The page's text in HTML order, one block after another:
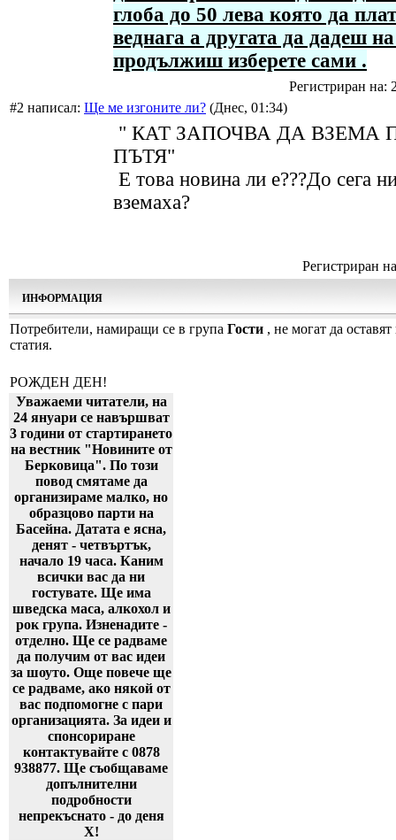
глоба до 50 лева която да
веднага а другата да дадеш
продължиш изберете сами .
Регистриран на:
#2 написал: Ще ме изгоните ли? (Днес, 01:34)
" КАТ ЗАПОЧВА ДА ВЗЕМА
ПЪТЯ"
Е това новина ли е???До сега
вземаха?
Регистриран
ИНФОРМАЦИЯ
Потребители, намиращи се в група Гости , не могат да
статия.
РОЖДЕН ДЕН!
Уважаеми читатели, на
24 януари се навършват
3 години от стартирането
на вестник "Новините от
Берковица". По този
повод смятаме да
организираме малко, но
образцово парти на
Басейна. Датата е ясна,
денят - четвъртък,
начало 19 часа. Каним
всички вас да ни
гостувате. Ще има
шведска маса, алкохол и
рок група. Изненадите -
отделно. Ще се радваме
да получим от вас идеи
за шоуто. Още повече ще
се радваме, ако някой от
вас подпомогне с пари
организацията. За идеи и
спонсориране
контактувайте с 0878
938877. Ще съобщаваме
допълнителни
подробности
непрекъснато - до деня
Х!